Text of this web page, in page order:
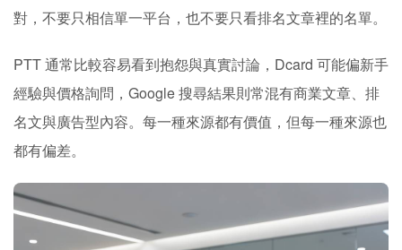
對，不要只相信單一平台，也不要只看排名文章裡的名單。
PTT 通常比較容易看到抱怨與真實討論，Dcard 可能偏新手
經驗與價格詢問，Google 搜尋結果則常混有商業文章、排
名文與廣告型內容。每一種來源都有價值，但每一種來源也
都有偏差。